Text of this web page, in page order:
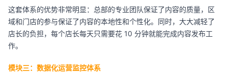
这套体系的优势非常明显：总部的专业团队保证了内容的质量，区
域和门店的参与保证了内容的本地性和个性化。同时，大大减轻了
店长的负担，每个店长每天只需要花 10 分钟就能完成内容发布工
作。
模块三：数据化运营监控体系